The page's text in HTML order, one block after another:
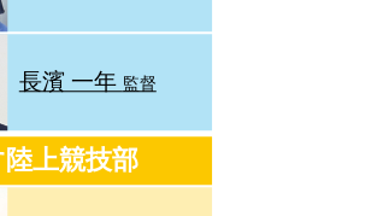
長濱 一年 監督
上競技部